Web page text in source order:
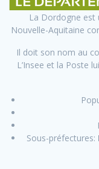
La Dordogne est
Nouvelle-Aquitaine
Il doit son nom au
L’Insee et la Poste
Sous-préfectures: